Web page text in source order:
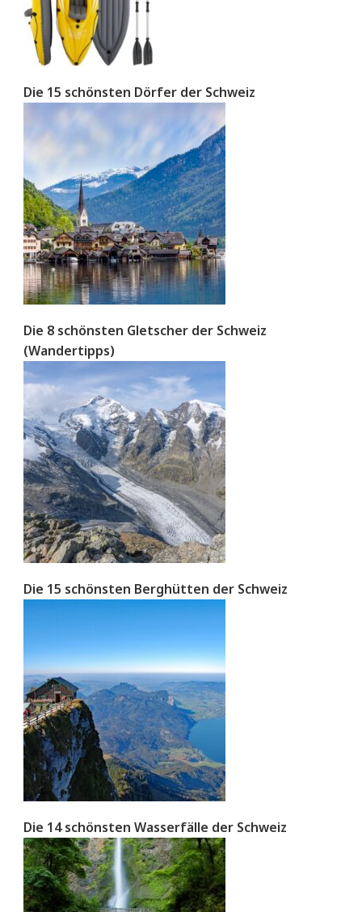
Die 15 schönsten Dörfer der Schweiz
Die 8 schönsten Gletscher der Schweiz
(Wandertipps)
Die 15 schönsten Berghütten der Schweiz
Die 14 schönsten Wasserfälle der Schweiz